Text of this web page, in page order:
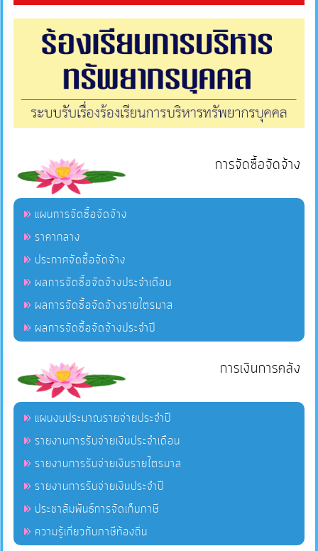
การจัดซื้อจัดจ้าง
แผนการจัดซื้อจัดจ้าง
ราคากลาง
ประกาศจัดซื้อจัดจ้าง
ผลการจัดซื้อจัดจ้างประจำเดือน
ผลการจัดซื้อจัดจ้างรายไตรมาส
ผลการจัดซื้อจัดจ้างประจำปี
การเงินการคลัง
แผนงบประมาณรายจ่ายประจำปี
รายงานการรับจ่ายเงินประจำเดือน
รายงานการรับจ่ายเงินรายไตรมาส
รายงานการรับจ่ายเงินประจำปี
ประชาสัมพันธ์การจัดเก็บภาษี
ความรู้เกี่ยวกับภาษีท้องถิ่น